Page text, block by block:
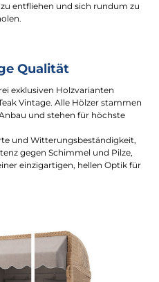
entfliehen und sich rundum zu
Qualität
exklusiven Holzvarianten
Vintage. Alle Hölzer stammen
und stehen für höchste
und Witterungsbeständigkeit,
gegen Schimmel und Pilze,
einzigartigen, hellen Optik für